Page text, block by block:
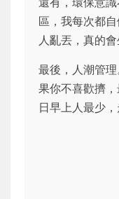
區，我每次都
人亂丟，真的會
最後，人潮管
果你不喜歡擠
日早上人最少，